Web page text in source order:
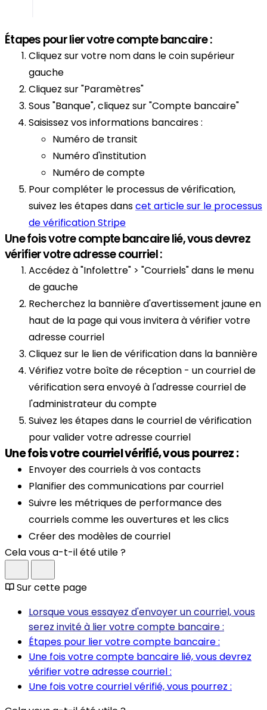
Étapes pour lier votre compte bancaire :
Cliquez sur votre nom dans le coin supérieur
gauche
Cliquez sur "Paramètres"
Sous "Banque", cliquez sur "Compte bancaire"
Saisissez vos informations bancaires :
Numéro de transit
Numéro d'institution
Numéro de compte
Pour compléter le processus de vérification,
suivez les étapes danscet article sur le processus
de vérification Stripe
Une fois votre compte bancaire lié, vous devrez
vérifier votre adresse courriel :
Accédez à "Infolettre" > "Courriels" dans le menu
de gauche
Recherchez la bannière d'avertissement jaune en
haut de la page qui vous invitera à vérifier votre
adresse courriel
Cliquez sur le lien de vérification dans la bannière
Vérifiez votre boîte de réception - un courriel de
vérification sera envoyé à l'adresse courriel de
l'administrateur du compte
Suivez les étapes dans le courriel de vérification
pour valider votre adresse courriel
Une fois votre courriel vérifié, vous pourrez :
Envoyer des courriels à vos contacts
Planifier des communications par courriel
Suivre les métriques de performance des
courriels comme les ouvertures et les clics
Créer des modèles de courriel
Cela vous a-t-il été utile ?
Sur cette page
Lorsque vous essayez d'envoyer un courriel, vous
serez invité à lier votre compte bancaire :
Étapes pour lier votre compte bancaire :
Une fois votre compte bancaire lié, vous devrez
vérifier votre adresse courriel :
Une fois votre courriel vérifié, vous pourrez :